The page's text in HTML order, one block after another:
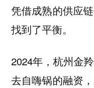
凭借成熟的供应
找到了平衡。
2024年，杭州金
去自嗨锅的融资